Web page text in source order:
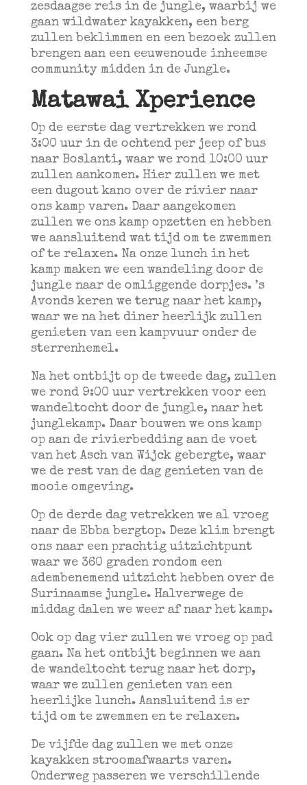
zesdaagse reis in de jungle, waarbij we
gaan wildwater kayakken, een berg
zullen beklimmen en een bezoek zullen
brengen aan een eeuwenoude inheemse
community midden in de Jungle.
Matawai Xperience
Op de eerste dag vertrekken we rond
3:00 uur in de ochtend per jeep of bus
naar Boslanti, waar we rond 10:00 uur
zullen aankomen. Hier zullen we met
een dugout kano over de rivier naar
ons kamp varen. Daar aangekomen
zullen we ons kamp opzetten en hebben
we aansluitend wat tijd om te zwemmen
of te relaxen. Na onze lunch in het
kamp maken we een wandeling door de
jungle naar de omliggende dorpjes. ’s
Avonds keren we terug naar het kamp,
waar we na het diner heerlijk zullen
genieten van een kampvuur onder de
sterrenhemel.
Na het ontbijt op de tweede dag, zullen
we rond 9:00 uur vertrekken voor een
wandeltocht door de jungle, naar het
junglekamp. Daar bouwen we ons kamp
op aan de rivierbedding aan de voet
van het Asch van Wijck gebergte, waar
we de rest van de dag genieten van de
mooie omgeving.
Op de derde dag vetrekken we al vroeg
naar de Ebba bergtop. Deze klim brengt
ons naar een prachtig uitzichtpunt
waar we 360 graden rondom een
adembenemend uitzicht hebben over de
Surinaamse jungle. Halverwege de
middag dalen we weer af naar het kamp.
Ook op dag vier zullen we vroeg op pad
gaan. Na het ontbijt beginnen we aan
de wandeltocht terug naar het dorp,
waar we zullen genieten van een
heerlijke lunch. Aansluitend is er
tijd om te zwemmen en te relaxen.
De vijfde dag zullen we met onze
kayakken stroomafwaarts varen.
Onderweg passeren we verschillende